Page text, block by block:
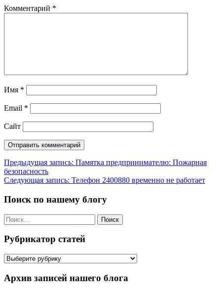
Комментарий *
Имя *
Email *
Сайт
Навигация
по
Предыдущая запись: Памятка предпринимателю: Пожарная
безопасность
Следующая запись: Телефон 2400880 временно не работает
Поиск по нашему блогу
Найти:
Рубрикатор статей
Рубрикатор
Архив записей нашего блога